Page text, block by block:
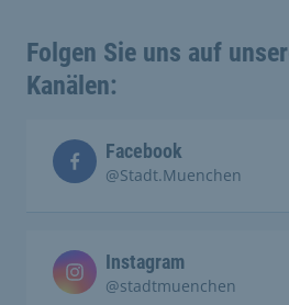
Folgen Sie uns auf
Kanälen:
Facebook
@Stadt.Muenchen
Instagram
@stadtmuenchen